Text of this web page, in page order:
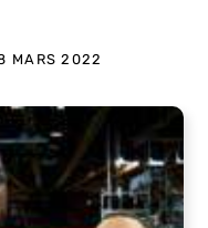
MARS 2022